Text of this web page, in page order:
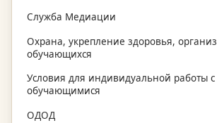
Служба Медиации
Охрана, укрепление здоровья,
обучающихся
Условия для индивидуальной работы с
обучающимися
ОДОД